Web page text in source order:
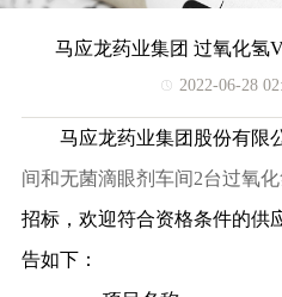
马应龙药业集团 过氧化氢
2022-06-28
马应龙药业集团股份有限
间和无菌滴眼剂车间2台过氧
招标，欢迎符合资格条件的供
告如下：